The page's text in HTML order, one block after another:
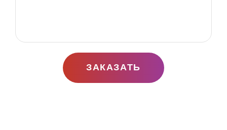
ЗАКАЗАТЬ